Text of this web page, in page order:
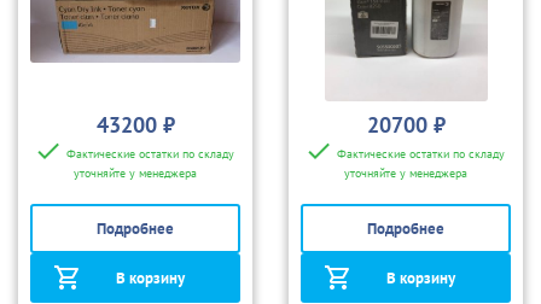
43200 ₽
Фактические остатки по складу
уточняйте у менеджера
Подробнее
В корзину
20700 ₽
Фактические остатки по складу
уточняйте у менеджера
Подробнее
В корзину